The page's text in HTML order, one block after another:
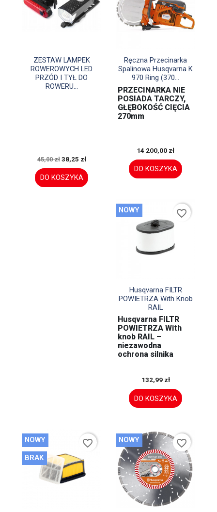
Szybki podgląd
ZESTAW LAMPEK
ROWEROWYCH LED
PRZÓD I TYŁ DO
ROWERU...
45,00 zł 38,25 zł
DO KOSZYKA
Szybki podgląd
Ręczna Przecinarka
Spalinowa Husqvarna K
970 Ring (370...
PRZECINARKA NIE
POSIADA TARCZY,
GŁĘBOKOŚĆ CIĘCIA
270mm
14 200,00 zł
DO KOSZYKA
Szybki podgląd
Husqvarna FILTR
POWIETRZA With Knob
RAIL
Husqvarna FILTR
POWIETRZA With
knob RAIL –
niezawodna
ochrona silnika
132,99 zł
DO KOSZYKA
NOWY favorite_border
NOWY
BRAK
favorite_border NOWY favorite_border